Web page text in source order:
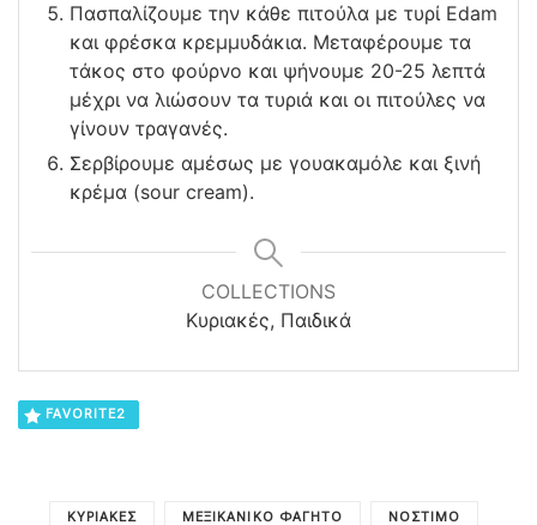
Πασπαλίζουμε την κάθε πιτούλα με τυρί Edam
και φρέσκα κρεμμυδάκια. Μεταφέρουμε τα
τάκος στο φούρνο και ψήνουμε 20-25 λεπτά
μέχρι να λιώσουν τα τυριά και οι πιτούλες να
γίνουν τραγανές.
Σερβίρουμε αμέσως με γουακαμόλε και ξινή
κρέμα (sour cream).
COLLECTIONS
Κυριακές, Παιδικά
FAVORITE2
ΚΥΡΙΑΚΈΣ ΜΕΞΙΚΆΝΙΚΟ ΦΑΓΗΤΌ ΝΌΣΤΙΜΟ